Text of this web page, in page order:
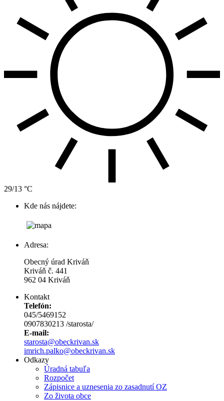
29/13 °C
Kde nás nájdete:
Adresa:
Obecný úrad Kriváň
Kriváň č. 441
962 04 Kriváň
Kontakt
Telefón:
045/5469152
0907830213 /starosta/
E-mail:
starosta@obeckrivan.sk
imrich.palko@obeckrivan.sk
Odkazy
Úradná tabuľa
Rozpočet
Zápisnice a uznesenia zo zasadnutí OZ
Zo života obce